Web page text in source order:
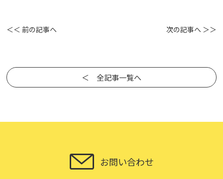
＜＜ 前の記事へ 次の記事へ ＞＞
＜ 全記事一覧へ
お問い合わせ